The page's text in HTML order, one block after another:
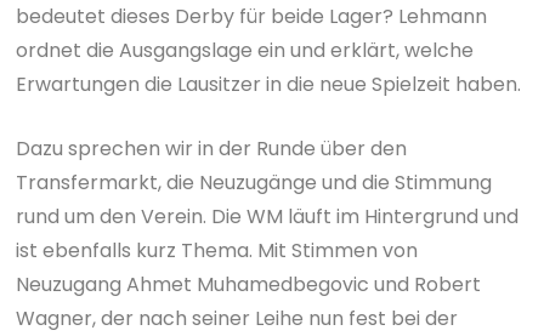
bedeutet dieses Derby für beide Lager? Lehmann
ordnet die Ausgangslage ein und erklärt, welche
Erwartungen die Lausitzer in die neue Spielzeit haben.
Dazu sprechen wir in der Runde über den
Transfermarkt, die Neuzugänge und die Stimmung
rund um den Verein. Die WM läuft im Hintergrund und
ist ebenfalls kurz Thema. Mit Stimmen von
Neuzugang Ahmet Muhamedbegovic und Robert
Wagner, der nach seiner Leihe nun fest bei der